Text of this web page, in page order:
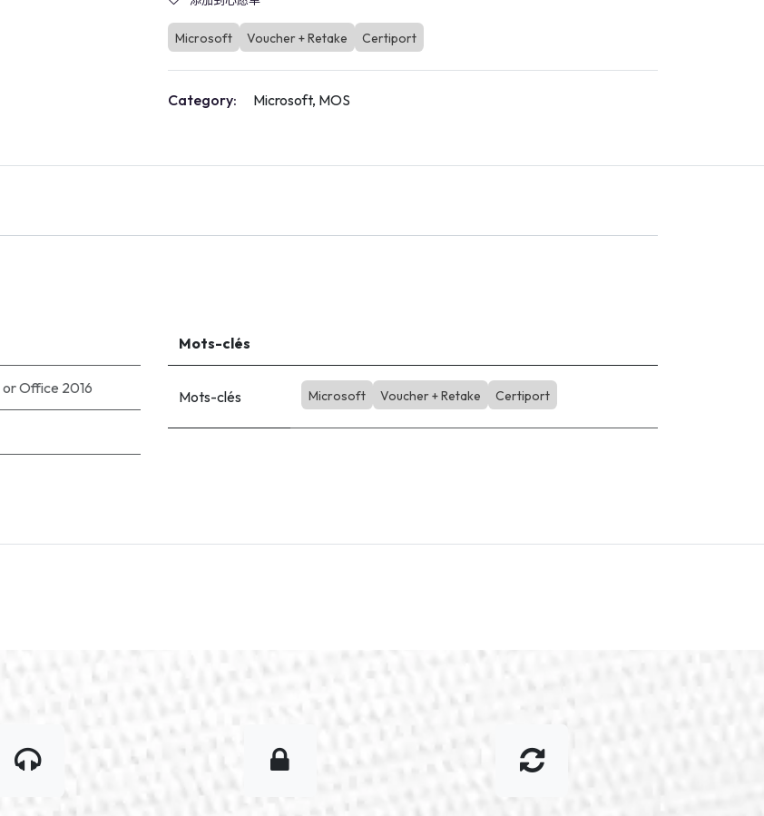
Microsoft Voucher + Retake Certiport
Category: Microsoft, MOS
orOffice 2016
Mots-clés
Mots-clés Microsoft Voucher + Retake Certiport